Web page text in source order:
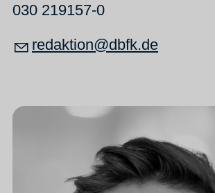
030 219157-0
r d kt n dbfk d